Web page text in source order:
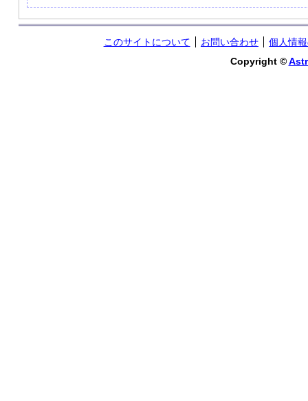
このサイトについて お問い合わせ
個人情
Copyright ©